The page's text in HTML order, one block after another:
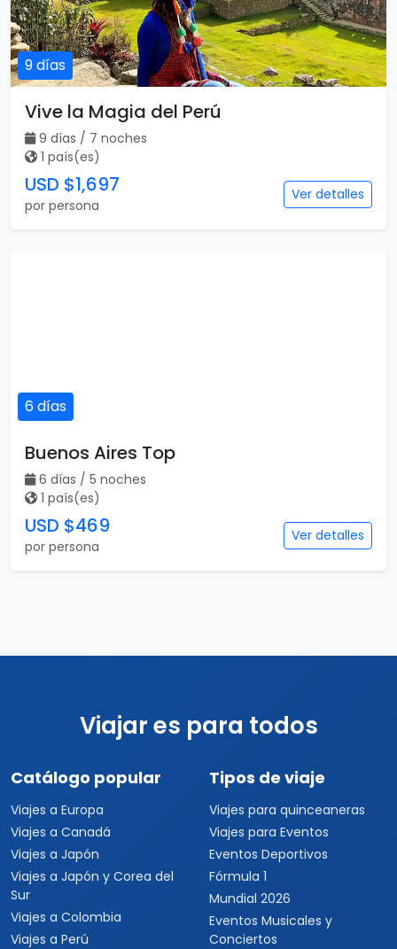
9 días
Vive la Magia del Perú
9 días / 7 noches
1 país(es)
USD $1,697
por persona
Ver detalles
6 días
Buenos Aires Top
6 días / 5 noches
1 país(es)
USD $469
por persona
Ver detalles
Viajar es para todos
Catálogo popular
Viajes a Europa
Viajes a Canadá
Viajes a Japón
Viajes a Japón y Corea del
Sur
Viajes a Colombia
Viajes a Perú
Tipos de viaje
Viajes para quinceaneras
Viajes para Eventos
Eventos Deportivos
Fórmula 1
Mundial 2026
Eventos Musicales y
Conciertos